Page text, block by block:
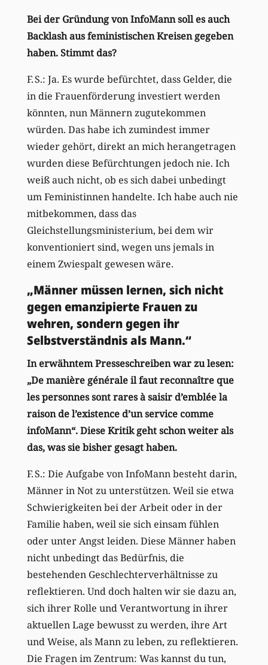
Bei der Gründung von InfoMann soll es auch
Backlash aus feministischen Kreisen gegeben
haben. Stimmt das?
F. S.: Ja. Es wurde befürchtet, dass Gelder, die
in die Frauenförderung investiert werden
könnten, nun Männern zugutekommen
würden. Das habe ich zumindest immer
wieder gehört, direkt an mich herangetragen
wurden diese Befürchtungen jedoch nie. Ich
weiß auch nicht, ob es sich dabei unbedingt
um Feministinnen handelte. Ich habe auch nie
mitbekommen, dass das
Gleichstellungsministerium, bei dem wir
konventioniert sind, wegen uns jemals in
einem Zwiespalt gewesen wäre.
„Männer müssen lernen, sich nicht
gegen emanzipierte Frauen zu
wehren, sondern gegen ihr
Selbstverständnis als Mann.“
In erwähntem Presseschreiben war zu lesen:
„De manière générale il faut reconnaître que
les personnes sont rares à saisir d’emblée la
raison de l’existence d’un service comme
infoMann“. Diese Kritik geht schon weiter als
das, was sie bisher gesagt haben.
F. S.: Die Aufgabe von InfoMann besteht darin,
Männer in Not zu unterstützen. Weil sie etwa
Schwierigkeiten bei der Arbeit oder in der
Familie haben, weil sie sich einsam fühlen
oder unter Angst leiden. Diese Männer haben
nicht unbedingt das Bedürfnis, die
bestehenden Geschlechterverhältnisse zu
reflektieren. Und doch halten wir sie dazu an,
sich ihrer Rolle und Verantwortung in ihrer
aktuellen Lage bewusst zu werden, ihre Art
und Weise, als Mann zu leben, zu reflektieren.
Die Fragen im Zentrum: Was kannst du tun,